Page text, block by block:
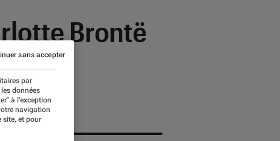
Brontë
par
données
à l’exception
navigation
site, et pour
sans accepter